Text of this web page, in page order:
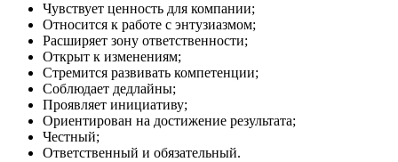
Чувствует ценность для компании;
Относится к работе с энтузиазмом;
Расширяет зону ответственности;
Открыт к изменениям;
Стремится развивать компетенции;
Соблюдает дедлайны;
Проявляет инициативу;
Ориентирован на достижение результата;
Честный;
Ответственный и обязательный.